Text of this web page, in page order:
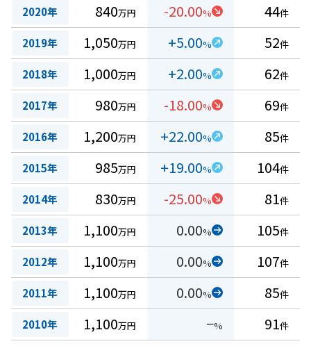
2020年 840万円 -20.00% 44件
2019年 1,050万円 +5.00% 52件
2018年 1,000万円 +2.00% 62件
2017年 980万円 -18.00% 69件
2016年 1,200万円 +22.00% 85件
2015年 985万円 +19.00% 104件
2014年 830万円 -25.00% 81件
2013年 1,100万円 0.00% 105件
2012年 1,100万円 0.00% 107件
2011年 1,100万円 0.00% 85件
2010年 1,100万円 −% 91件